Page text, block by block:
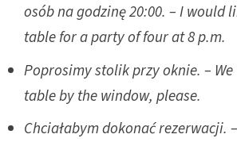
osób na godzinę 20:00. – I would
table for a party of four at 8 p.m.
Poprosimy stolik przy oknie. –
table by the window, please.
Chciałabym dokonać rezerwacji.